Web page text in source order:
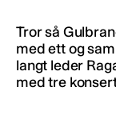
Tror så
med ett og
langt leder
med tre